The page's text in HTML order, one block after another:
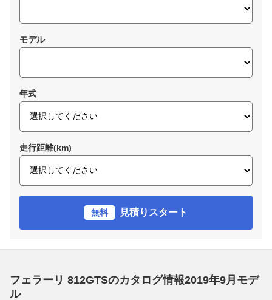
モデル
年式
走行距離(km)
無料 見積りスタート
フェラーリ 812GTSのカタログ情報2019年9月モデ
ル